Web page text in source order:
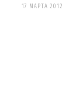
17 МАРТА 2012